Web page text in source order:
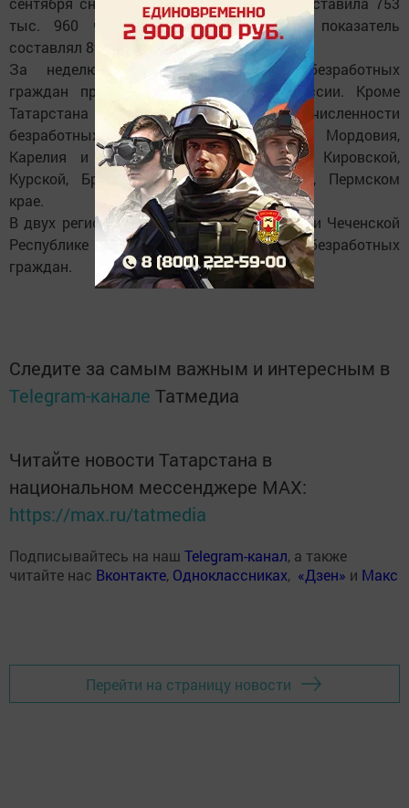
тыс. 960 человек. Годом ранее этот показатель
составлял 891 тыс. 950 человек.
За неделю снижение численности безработных
граждан произошло в 82 регионах России. Кроме
Татарстана наибольшее снижение численности
безработных отмечено в республиках Мордовия,
Карелия и Башкортостан, в Липецкой, Кировской,
Курской, Брянской, Орловской областях, Пермском
крае.
В двух регионах - Ленинградской области и Чеченской
Республике - отмечен рост численности безработных
граждан.
Следите за самым важным и интересным в
Telegram-канале Татмедиа
Читайте новости Татарстана в
национальном мессенджере MАХ:
https://max.ru/tatmedia
Подписывайтесь на наш Telegram-канал, а также
читайте нас Вконтакте, Одноклассниках, «Дзен» и Макс
Перейти на страницу новости